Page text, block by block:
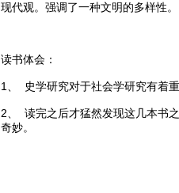
现代观。强调了一种文明的多样性。
读书体会：
1、 史学研究对于社会学研究有着
2、 读完之后才猛然发现这几本书
奇妙。